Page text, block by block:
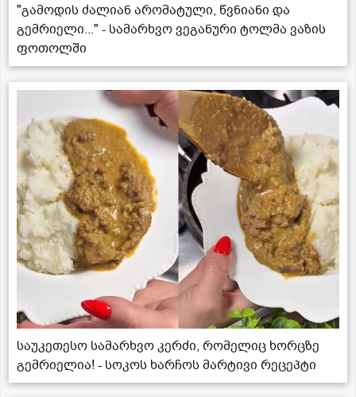
"გამოდის ძალიან არომატული, წვნიანი და
გემრიელი..." - სამარხვო ვეგანური ტოლმა ვაზის
ფოთოლში
საუკეთესო სამარხვო კერძი, რომელიც ხორცზე
გემრიელია! - სოკოს ხარჩოს მარტივი რეცეპტი